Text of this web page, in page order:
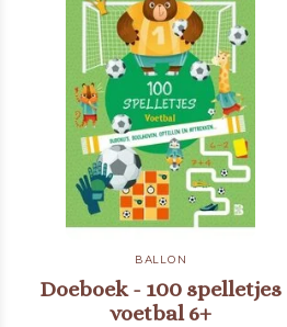
BALLON
Doeboek - 100 spelletjes
voetbal 6+